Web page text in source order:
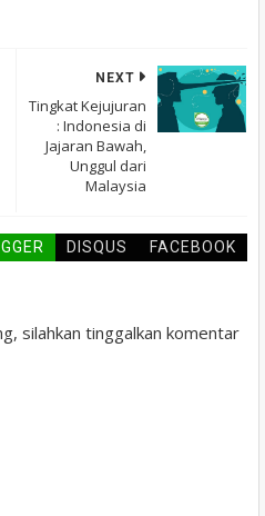
NEXT
Tingkat Kejujuran
: Indonesia di
Jajaran Bawah,
Unggul dari
Malaysia
DISQUS FACEBOOK
silahkan tinggalkan komentar